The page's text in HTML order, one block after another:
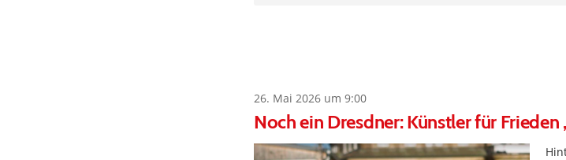
26. Mai 2026 um 9:00
Noch ein Dresdner: Künstler für Frieden